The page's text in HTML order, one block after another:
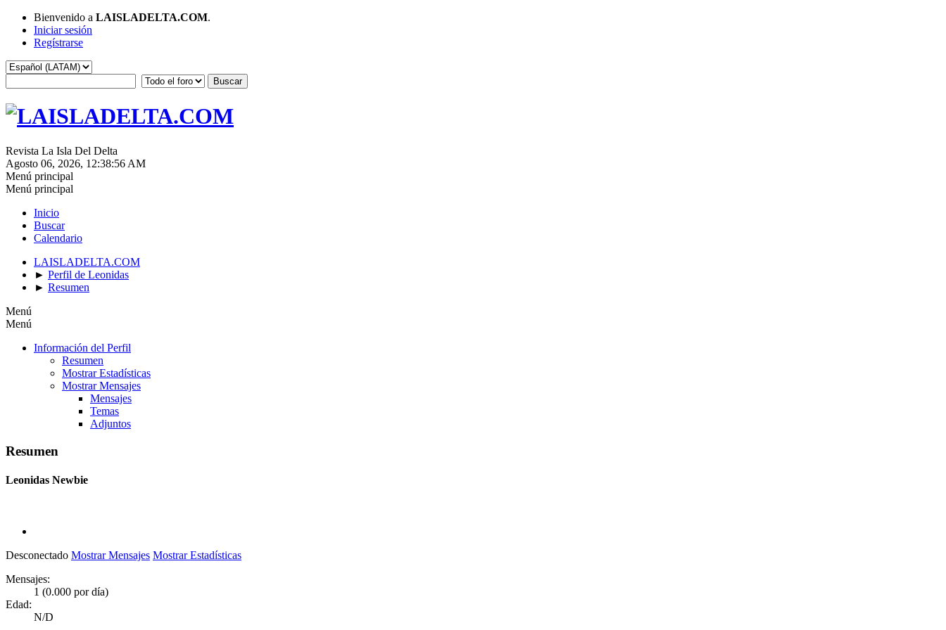
Bienvenido a LAISLADELTA.COM.
Iniciar sesión
Regístrarse
Revista La Isla Del Delta
Agosto 06, 2026, 12:38:56 AM
Menú principal
Menú principal
Inicio
Buscar
Calendario
LAISLADELTA.COM
► Perfil de Leonidas
► Resumen
Menú
Menú
Información del Perfil
Resumen
Mostrar Estadísticas
Mostrar Mensajes
Mensajes
Temas
Adjuntos
Resumen
Leonidas Newbie
Desconectado Mostrar Mensajes Mostrar Estadísticas
Mensajes:
1 (0.000 por día)
Edad:
N/D